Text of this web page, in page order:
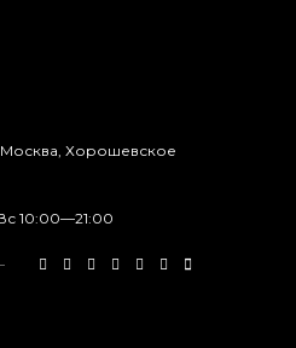
Хорошевское
10:00—21:00